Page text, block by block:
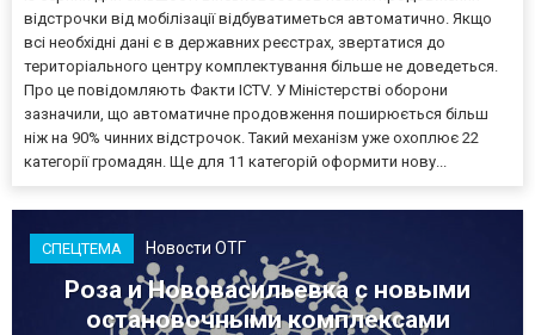
відстрочки від мобілізації відбуватиметься автоматично. Якщо
всі необхідні дані є в державних реєстрах, звертатися до
територіального центру комплектування більше не доведеться.
Про це повідомляють Факти ICTV. У Міністерстві оборони
зазначили, що автоматичне продовження поширюється більш
ніж на 90% чинних відстрочок. Такий механізм уже охоплює 22
категорії громадян. Ще для 11 категорій оформити нову...
СПЕЦТЕМА Новости ОТГ
Роза и Нововасильевка с новыми
остановочными комплексами